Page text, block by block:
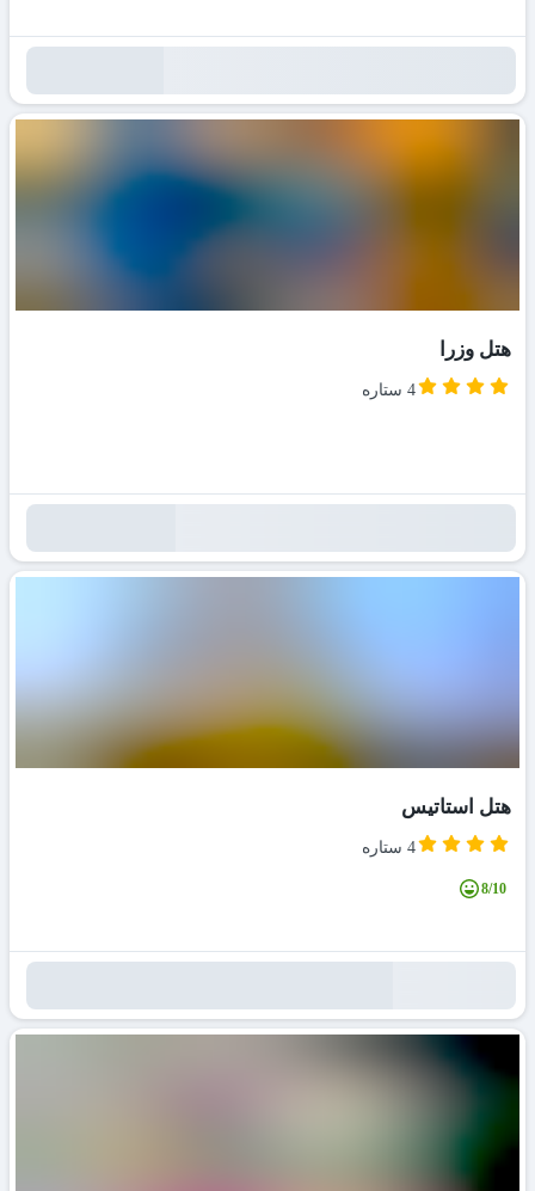
هتل وزرا
4 ستاره
هتل استاتیس
4 ستاره
8/10